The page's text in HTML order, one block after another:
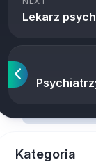
Lekarz
Kategoria